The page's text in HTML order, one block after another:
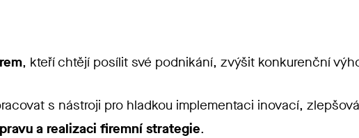
, kteří chtějí posílit své podnikání, zvýšit konkurenční
s nástroji pro hladkou implementaci inovací,
a realizaci firemní strategie.